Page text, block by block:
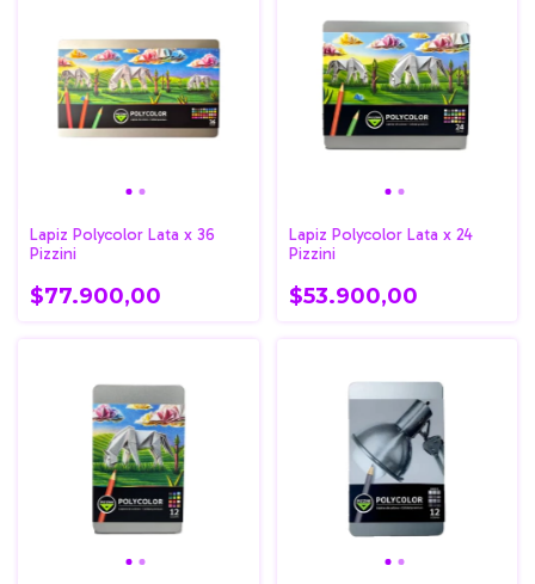
Lapiz Polycolor Lata x 36
Pizzini
$77.900,00
Lapiz Polycolor Lata x 24
Pizzini
$53.900,00